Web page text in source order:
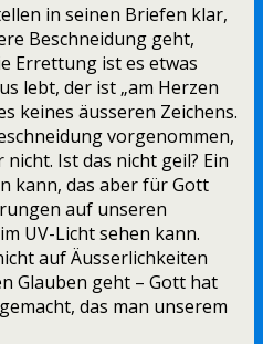
in seinen Briefen klar,
Beschneidung geht,
Errettung ist es etwas
lebt, der ist „am Herzen
keines äusseren Zeichens.
vorgenommen,
Ist das nicht geil? Ein
kann, das aber für Gott
auf unseren
UV-Licht sehen kann.
auf Äusserlichkeiten
Glauben geht – Gott hat
das man unserem